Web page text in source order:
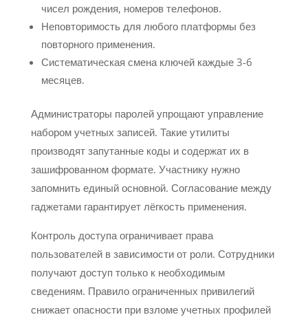
чисел рождения, номеров телефонов.
Неповторимость для любого платформы без
повторного применения.
Систематическая смена ключей каждые 3-6
месяцев.
Администраторы паролей упрощают управление
набором учетных записей. Такие утилиты
производят запутанные коды и содержат их в
зашифрованном формате. Участнику нужно
запомнить единый основной. Согласование между
гаджетами гарантирует лёгкость применения.
Контроль доступа ограничивает права
пользователей в зависимости от роли. Сотрудники
получают доступ только к необходимым
сведениям. Правило ограниченных привилегий
снижает опасности при взломе учетных профилей